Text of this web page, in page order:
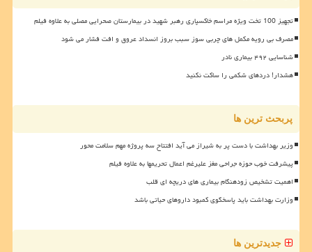
تجهیز 100 تخت ویژه مراسم خاکسپاری رهبر شهید در بیمارستان صحرایی مصلی به علاوه فیلم
مصرف بی رویه مکمل های چربی سوز سبب بروز انسداد عروق و افت فشار می شود
شناسایی ۴۹۲ بیماری نادر
هشدار! دردهای شکمی را ساکت نکنید
پربحث ترین ها
وزیر بهداشت با دست پر به شیراز می آید افتتاح سه پروژه مهم سلامت محور
پیشرفت خوب حوزه جراحی مغز علیرغم اعمال تحریمها به علاوه فیلم
اهمیت تشخیص زودهنگام بیماری های دریچه ای قلب
وزارت بهداشت باید پاسخگوی کمبود داروهای حیاتی باشد
جدیدترین ها